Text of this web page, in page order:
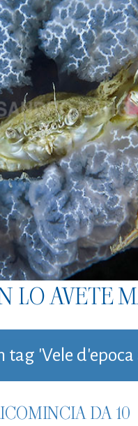
LO AVETE
tag 'Vele
DA 10